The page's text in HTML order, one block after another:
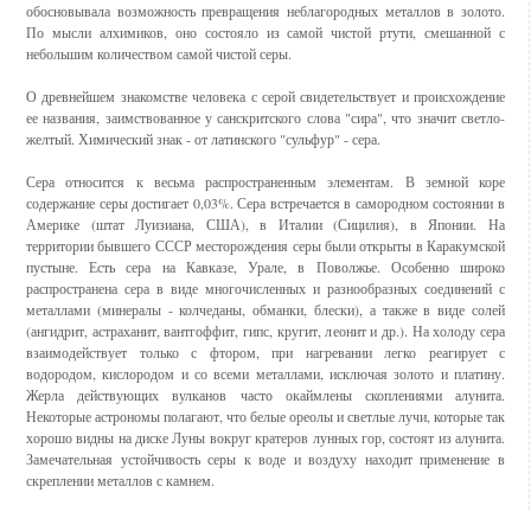
обосновывала возможность превращения неблагородных металлов в золото.
По мысли алхимиков, оно состояло из самой чистой ртути, смешанной с
небольшим количеством самой чистой серы.
О древнейшем знакомстве человека с серой свидетельствует и происхождение
ее названия, заимствованное у санскритского слова "сира", что значит светло-
желтый. Химический знак - от латинского "сульфур" - сера.
Сера относится к весьма распространенным элементам. В земной коре
содержание серы достигает 0,03%. Сера встречается в самородном состоянии в
Америке (штат Луизиана, США), в Италии (Сицилия), в Японии. На
территории бывшего СССР месторождения серы были открыты в Каракумской
пустыне. Есть сера на Кавказе, Урале, в Поволжье. Особенно широко
распространена сера в виде многочисленных и разнообразных соединений с
металлами (минералы - колчеданы, обманки, блески), а также в виде солей
(ангидрит, астраханит, вантгоффит, гипс, кругит, леонит и др.). На холоду сера
взаимодействует только с фтором, при нагревании легко реагирует с
водородом, кислородом и со всеми металлами, исключая золото и платину.
Жерла действующих вулканов часто окаймлены скоплениями алунита.
Некоторые астрономы полагают, что белые ореолы и светлые лучи, которые так
хорошо видны на диске Луны вокруг кратеров лунных гор, состоят из алунита.
Замечательная устойчивость серы к воде и воздуху находит применение в
скреплении металлов с камнем.